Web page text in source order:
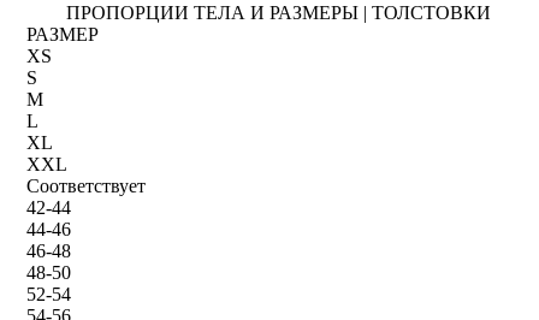
ПРОПОРЦИИ ТЕЛА И РАЗМЕРЫ | ТОЛСТОВКИ
РАЗМЕР
XS
S
M
L
XL
XXL
Соответствует
42-44
44-46
46-48
48-50
52-54
54-56